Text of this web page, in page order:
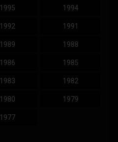
1995 1994
1992 1991
1989 1988
1986 1985
1983 1982
1980 1979
1977